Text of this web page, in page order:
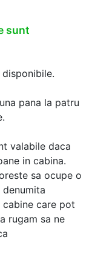
sunt
pana la patru
valabile daca
in cabina.
sa ocupe o
cabine care pot
rugam sa ne